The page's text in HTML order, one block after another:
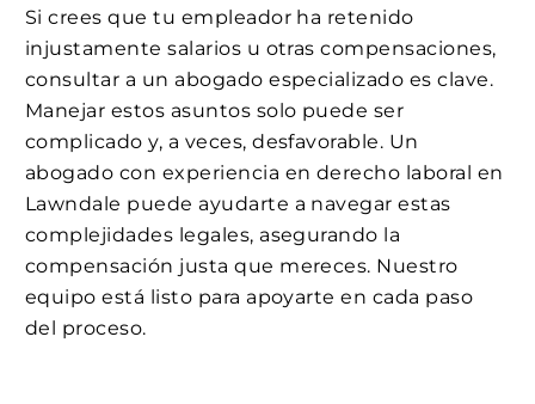
Si crees que tu empleador ha retenido
injustamente salarios u otras compensaciones,
consultar a un abogado especializado es clave.
Manejar estos asuntos solo puede ser
complicado y, a veces, desfavorable. Un
abogado con experiencia en derecho laboral en
Lawndale puede ayudarte a navegar estas
complejidades legales, asegurando la
compensación justa que mereces. Nuestro
equipo está listo para apoyarte en cada paso
del proceso.